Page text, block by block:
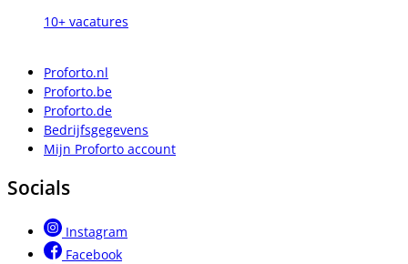
10+ vacatures
Proforto.nl
Proforto.be
Proforto.de
Bedrijfsgegevens
Mijn Proforto account
Socials
Instagram
Facebook